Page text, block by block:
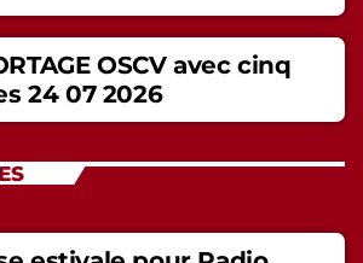
OSCV avec cinq
24 07 2026